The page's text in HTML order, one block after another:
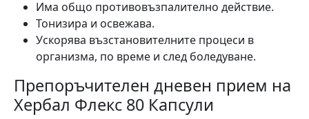
Има общо противовъзпалително действие.
Тонизира и освежава.
Ускорява възстановителните процеси в
организма, по време и след боледуване.
Препоръчителен дневен прием на
Хербал Флекс 80 Капсули